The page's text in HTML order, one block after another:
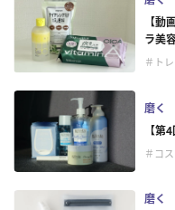
【
ラ美
＃ト
磨く
【
＃コ
磨く